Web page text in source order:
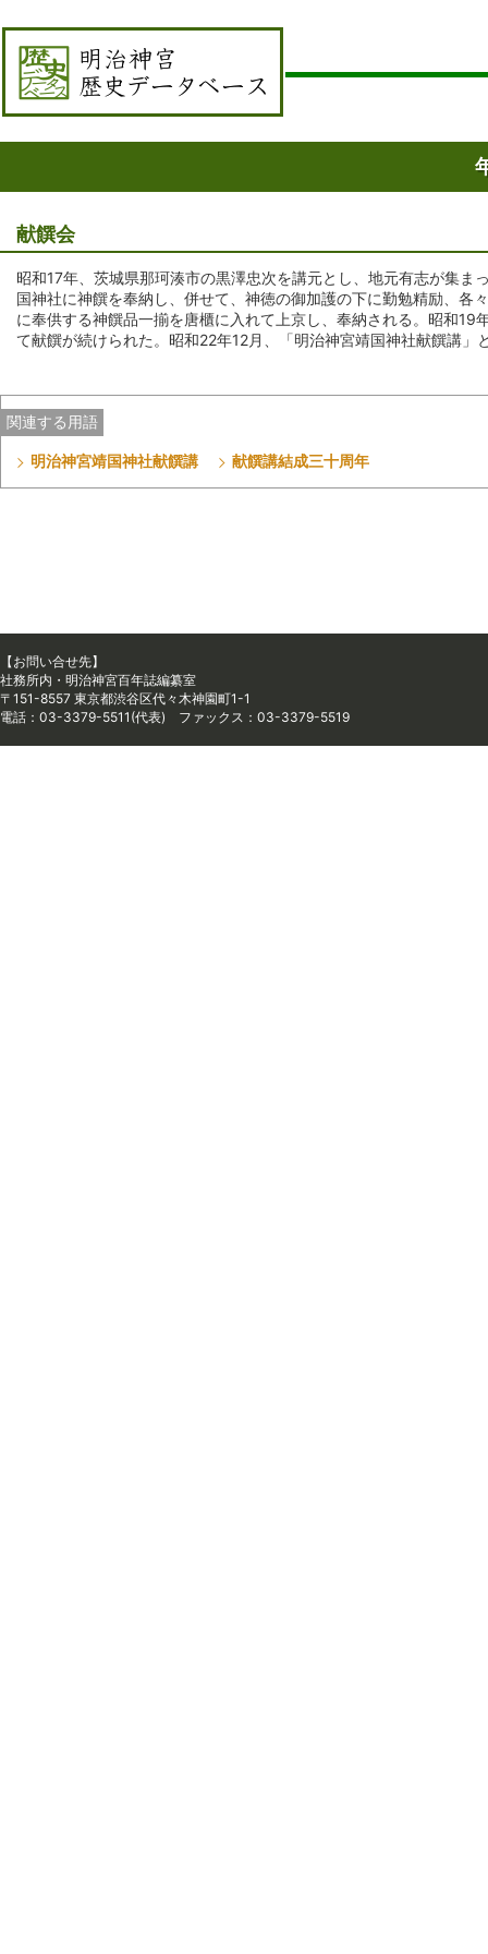
献饌会
昭和17年、茨城県那珂湊市の黒澤忠次を講元とし、地元有志が集
国神社に神饌を奉納し、併せて、神徳の御加護の下に勤勉精励、
に奉供する神饌品一揃を唐櫃に入れて上京し、奉納される。昭和
て献饌が続けられた。昭和22年12月、「明治神宮靖国神社献饌講」
関連する用語
明治神宮靖国神社献饌講 献饌講結成三十周年
【お問い合せ先】
社務所内・明治神宮百年誌編纂室
〒151-8557 東京都渋谷区代々木神園町1-1
電話：03-3379-5511(代表) ファックス：03-3379-5519